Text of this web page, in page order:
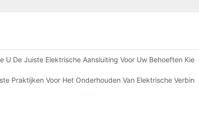
U De Juiste Elektrische Aansluiting Voor Uw Behoeften Kiest
Praktijken Voor Het Onderhouden Van Elektrische